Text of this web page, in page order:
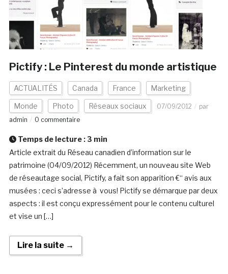
Pictify : Le Pinterest du monde artistique
ACTUALITÉS Canada France Marketing
Monde Photo Réseaux sociaux 07/09/2012
par
admin
0 commentaire
Temps de lecture : 3 min
Article extrait du Réseau canadien d’information sur le
patrimoine (04/09/2012) Récemment, un nouveau site Web
de réseautage social, Pictify, a fait son apparition €“ avis aux
musées : ceci s’adresse à vous! Pictify se démarque par deux
aspects : il est conçu expressément pour le contenu culturel
et vise un […]
Lire la suite →